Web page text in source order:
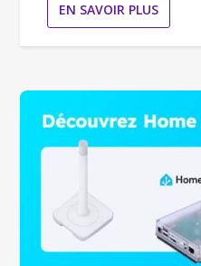
EN SAVOIR PLUS